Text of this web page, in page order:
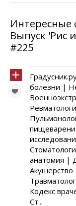
Интересные
Выпуск 'Рис
#225
болезни |
анатомия |
Акушерство
Кодекс
Ст...